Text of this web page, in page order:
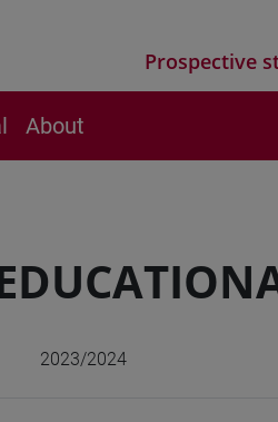
Prospective
About
2023/2024